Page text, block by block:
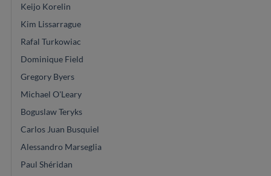
Keijo Korelin
Kim Lissarrague
Rafal Turkowiac
Dominique Field
Gregory Byers
Michael O'Leary
Boguslaw Teryks
Carlos Juan Busquiel
Alessandro Marseglia
Paul Shéridan